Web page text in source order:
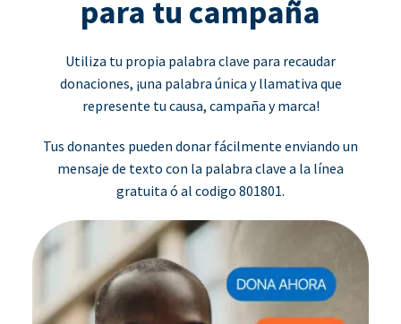
para tu campaña
Utiliza tu propia palabra clave para recaudar
donaciones, ¡una palabra única y llamativa que
represente tu causa, campaña y marca!
Tus donantes pueden donar fácilmente enviando un
mensaje de texto con la palabra clave a la línea
gratuita ó al codigo 801801.